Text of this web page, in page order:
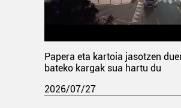
Papera eta kartoia jasotzen
bateko kargak sua hartu du
2026/07/27